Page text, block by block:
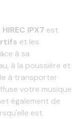
IPX7 est
et les
à sa
à la poussière et
à transporter
votre musique
également de
est